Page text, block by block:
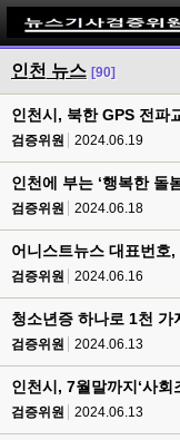
인천 뉴스 [90]
인천시, 북한 GPS 전파
검증위원 2024.06.19
인천에 부는 ‘행복한 돌
검증위원 2024.06.18
어니스트뉴스 대표번호
검증위원 2024.06.16
청소년증 하나로 1천 가
검증위원 2024.06.13
인천시, 7월말까지‘사
검증위원 2024.06.13